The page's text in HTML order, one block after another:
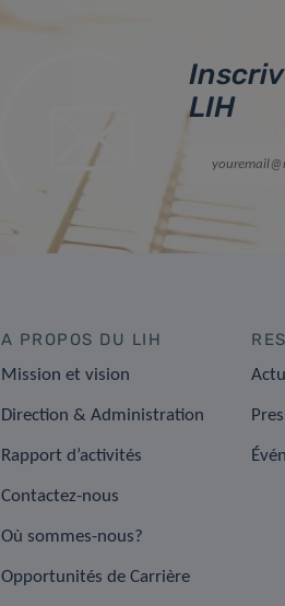
LIH
A PROPOS DU LIH
Mission et vision
Direction & Administration
Rapport d’activités
Contactez-nous
Où sommes-nous?
Opportunités de Carrière